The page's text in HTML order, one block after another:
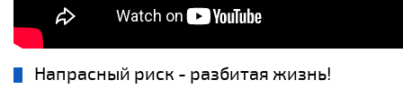
Напрасный риск - разбитая жизнь!